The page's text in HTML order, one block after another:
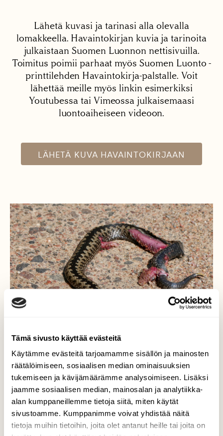
Tämä sivusto käyttää evästeitä
Käytämme evästeitä tarjoamamme sisällön ja mainosten
räätälöimiseen, sosiaalisen median ominaisuuksien
tukemiseen ja kävijämäärämme analysoimiseen. Lisäksi
jaamme sosiaalisen median, mainosalan ja analytiikka-
alan kumppaneillemme tietoja siitä, miten käytät
sivustoamme. Kumppanimme voivat yhdistää näitä
tietoja muihin tietoihin, joita olet antanut heille tai joita on
Lähetä kuvasi ja tarinasi alla olevalla
lomakkeella. Havaintokirjan kuvia ja tarinoita
julkaistaan Suomen Luonnon nettisivuilla.
Toimitus poimii parhaat myös Suomen Luonto -
printtilehden Havaintokirja-palstalle. Voit
lähettää meille myös linkin esimerkiksi
Youtubessa tai Vimeossa julkaisemaasi
luontoaiheiseen videoon.
LÄHETÄ KUVA HAVAINTOKIRJAAN